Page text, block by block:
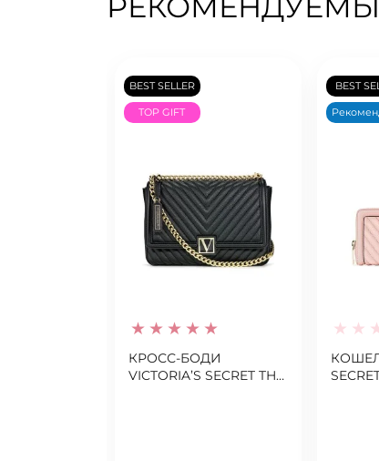
BEST SELLER
TOP GIFT
КРОСС-БОДИ
VICTORIA’S SECRET THE
BEST